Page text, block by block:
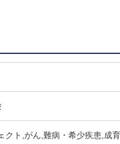
クト,がん,難病・希少疾患,成